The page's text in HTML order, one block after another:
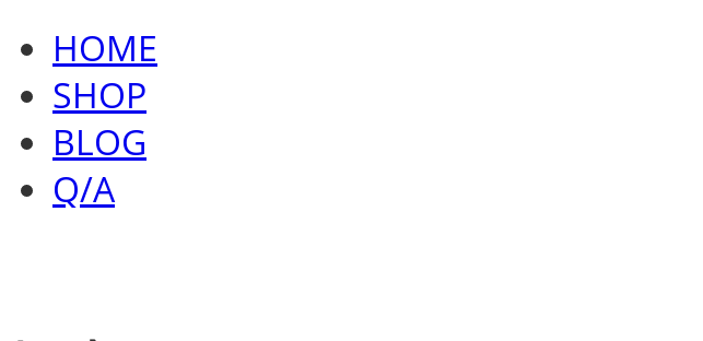
HOME
SHOP
BLOG
Q/A